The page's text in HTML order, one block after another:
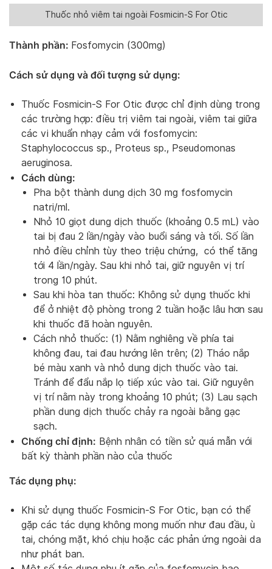
Thuốc nhỏ viêm tai ngoài Fosmicin-S For Otic
Thành phần: Fosfomycin (300mg)
Cách sử dụng và đối tượng sử dụng:
Thuốc Fosmicin-S For Otic được chỉ định dùng trong
các trường hợp: điều trị viêm tai ngoài, viêm tai giữa
các vi khuẩn nhạy cảm với fosfomycin:
Staphylococcus sp., Proteus sp., Pseudomonas
aeruginosa.
Cách dùng:
Pha bột thành dung dịch 30 mg fosfomycin
natri/ml.
Nhỏ 10 giọt dung dịch thuốc (khoảng 0.5 mL) vào
tai bị đau 2 lần/ngày vào buổi sáng và tối. Số lần
nhỏ điều chỉnh tùy theo triệu chứng, có thể tăng
tới 4 lần/ngày. Sau khi nhỏ tai, giữ nguyên vị trí
trong 10 phút.
Sau khi hòa tan thuốc: Không sử dụng thuốc khi
để ở nhiệt độ phòng trong 2 tuần hoặc lâu hơn sau
khi thuốc đã hoàn nguyên.
Cách nhỏ thuốc: (1) Nằm nghiêng về phía tai
không đau, tai đau hướng lên trên; (2) Tháo nắp
bé màu xanh và nhỏ dung dịch thuốc vào tai.
Tránh để đẩu nắp lọ tiếp xúc vào tai. Giữ nguyên
vị trí nằm này trong khoảng 10 phút; (3) Lau sạch
phần dung dịch thuốc chảy ra ngoài bằng gạc
sạch.
Chống chỉ định: Bệnh nhân có tiền sử quá mẫn với
bất kỳ thành phần nào của thuốc
Tác dụng phụ:
Khi sử dụng thuốc Fosmicin-S For Otic, bạn có thể
gặp các tác dụng không mong muốn như ​​đau đầu, ù
tai, chóng mặt, khó chịu hoặc các phản ứng ngoài da
như phát ban.